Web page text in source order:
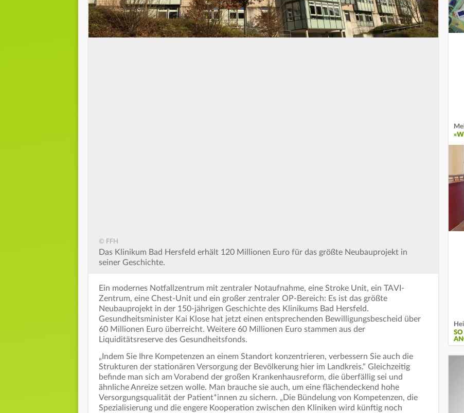
© FFH
Das Klinikum Bad Hersfeld erhält 120 Millionen Euro für das größte Neubauprojekt in
seiner Geschichte.
Ein modernes Notfallzentrum mit zentraler Notaufnahme, eine Stroke Unit, ein TAVI-
Zentrum, eine Chest-Unit und ein großer zentraler OP-Bereich: Es ist das größte
Neubauprojekt in der 150-jährigen Geschichte des Klinikums Bad Hersfeld.
Gesundheitsminister Kai Klose hat jetzt einen entsprechenden Bewilligungsbescheid über
60 Millionen Euro überreicht. Weitere 60 Millionen Euro stammen aus der
Liquiditätsreserve des Gesundheitsfonds.
„Indem Sie Ihre Kompetenzen an einem Standort konzentrieren, verbessern Sie auch die
Strukturen der stationären Versorgung der Bevölkerung hier im Landkreis.“ Gleichzeitig
befinde man sich am Vorabend der großen Krankenhausreform, die überfällig sei und
ähnliche Anreize setzen wolle. Man brauche sie auch, um eine flächendeckend hohe
Versorgungsqualität der Patient*innen zu sichern. „Die Bündelung von Kompetenzen, die
Spezialisierung und die engere Kooperation zwischen den Kliniken wird künftig noch
SO